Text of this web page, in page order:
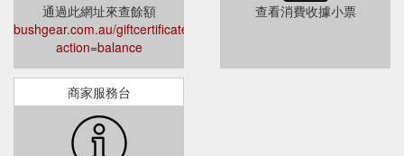
通過此網址來查餘額
bushgear.com.au/giftcertificates.php?
action=balance
查看消費收據小票
商家服務台